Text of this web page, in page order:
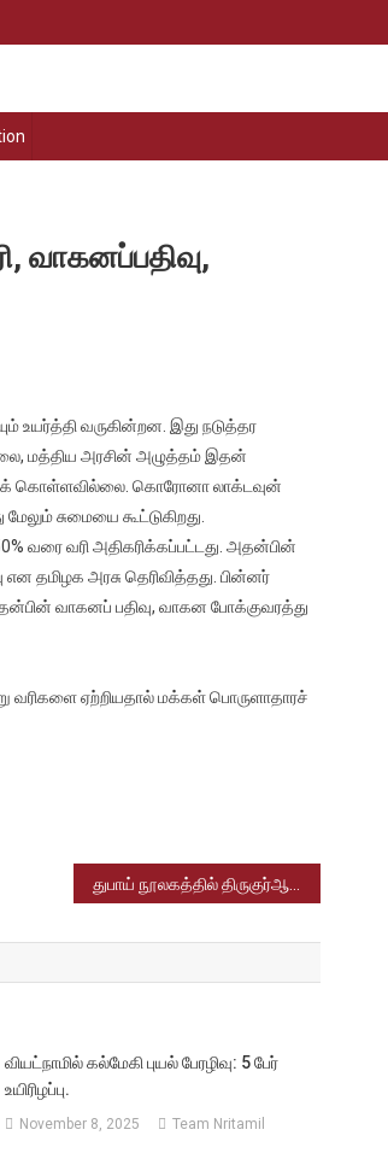
வாகனப்பதிவு,
உயர்த்தி வருகின்றன. இது நடுத்தர
மத்திய அரசின் அழுத்தம் இதன்
கொள்ளவில்லை. கொரோனா லாக்டவுன்
சுமையை கூட்டுகிறது.
வரை வரி அதிகரிக்கப்பட்டது. அதன்பின்
என தமிழக அரசு தெரிவித்தது. பின்னர்
வாகனப் பதிவு, வாகன போக்குவரத்து
வரிகளை ஏற்றியதால் மக்கள் பொருளாதாரச்
வியட்நாமில் கல்மேகி புயல் பேரழிவு: 5 பேர்
உயிரிழப்பு.
November 8, 2025 Team Nritamil